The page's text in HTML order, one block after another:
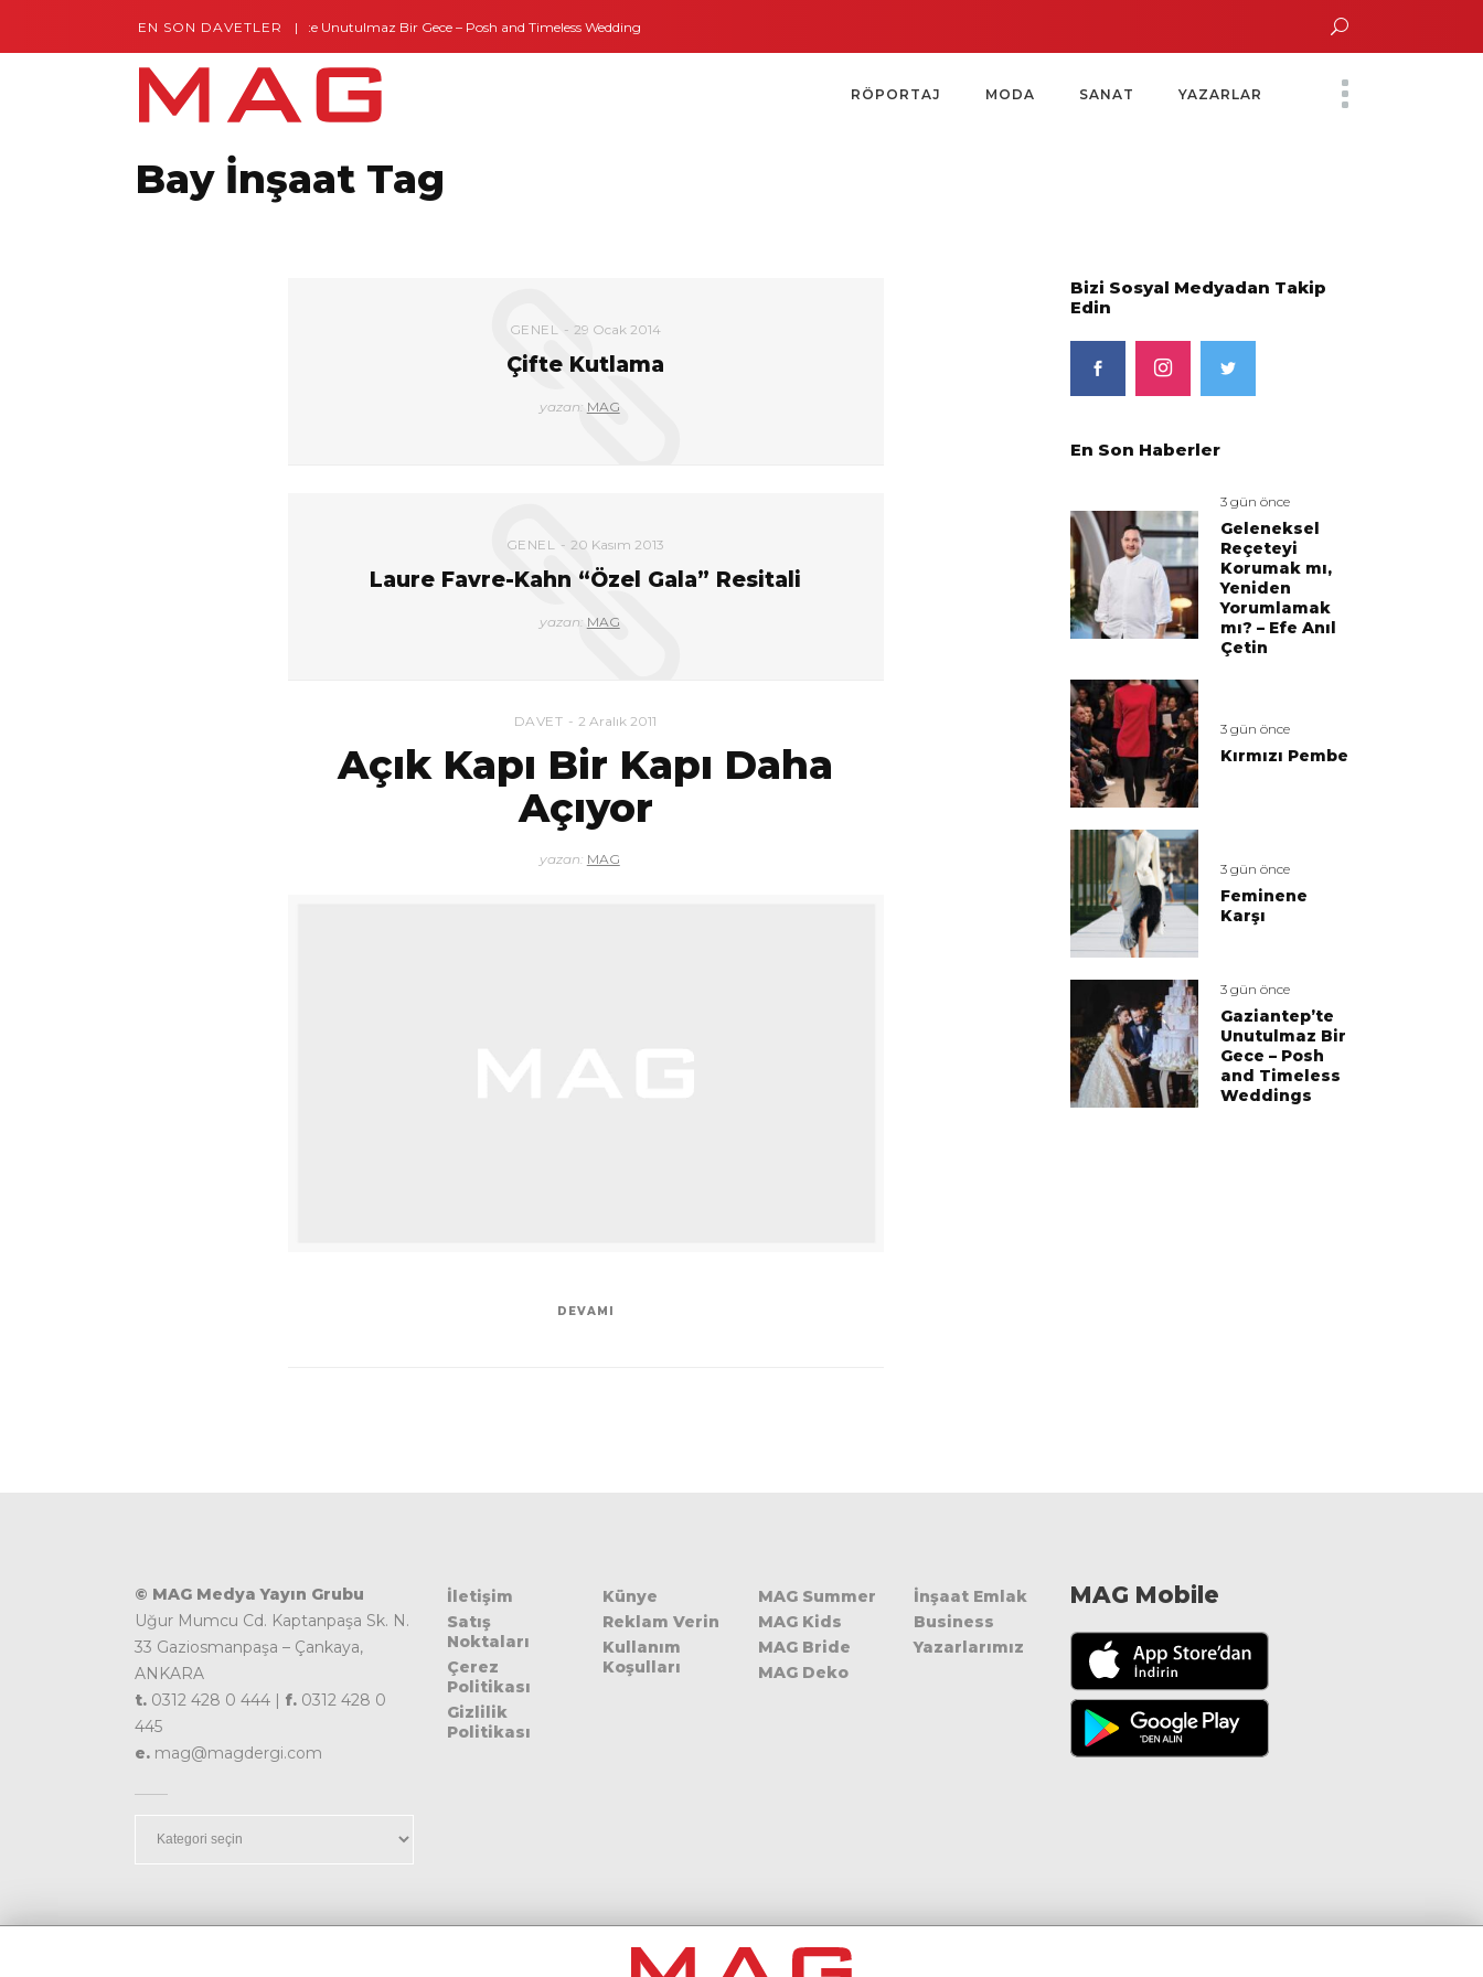
EN SON DAVETLERGaziantep’te Unutulmaz Bir Gece – Posh and Timeless Weddings Yoko Ono Sergisi Özel Bir Davetle Açıldı
RÖPORTAJ MODA SANAT YAZARLAR
Bay İnşaat Tag
GENEL 29 Ocak 2014
Çifte Kutlama
yazan: MAG
GENEL 20 Kasım 2013
Laure Favre-Kahn “Özel Gala” Resitali
yazan: MAG
DAVET 2 Aralık 2011
Açık Kapı Bir Kapı Daha
Açıyor
yazan: MAG
DEVAMI
Bizi Sosyal Medyadan Takip
Edin
En Son Haberler
3 gün önce
Geleneksel
Reçeteyi
Korumak mı,
Yeniden
Yorumlamak
mı? – Efe Anıl
Çetin
3 gün önce
Kırmızı Pembe
3 gün önce
Feminene
Karşı
3 gün önce
Gaziantep’te
Unutulmaz Bir
Gece – Posh
and Timeless
Weddings
© MAG Medya Yayın Grubu
Uğur Mumcu Cd. Kaptanpaşa Sk. N.
33 Gaziosmanpaşa – Çankaya,
ANKARA
t. 0312 428 0 444 | f. 0312 428 0
445
e. mag@magdergi.com
İletişim
Satış
Noktaları
Çerez
Politikası
Gizlilik
Politikası
Künye
Reklam Verin
Kullanım
Koşulları
MAG Summer
MAG Kids
MAG Bride
MAG Deko
İnşaat Emlak
Business
Yazarlarımız
MAG Mobile